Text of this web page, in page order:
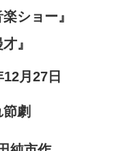
ショー』
』
月27日
劇